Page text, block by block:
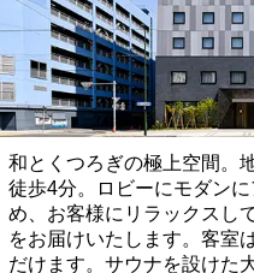
和とくつろぎの極上空間。
徒歩4分。ロビーにモダン
め、お客様にリラックスし
をお届けいたします。客室
だけます。サウナを設けた